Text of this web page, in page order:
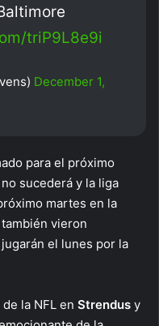
triP9L8e9i
December 1,
para el próximo
sucederá y la liga
martes en la
vieron
el lunes por la
la NFL en Strendus y